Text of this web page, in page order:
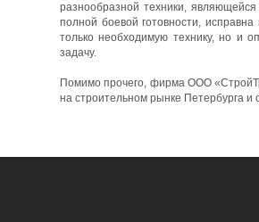
разнообразной техники,
полной боевой готовности,
только необходимую технику, но и
задачу.
Помимо прочего, фирма ООО
на строительном рынке Петербурга и